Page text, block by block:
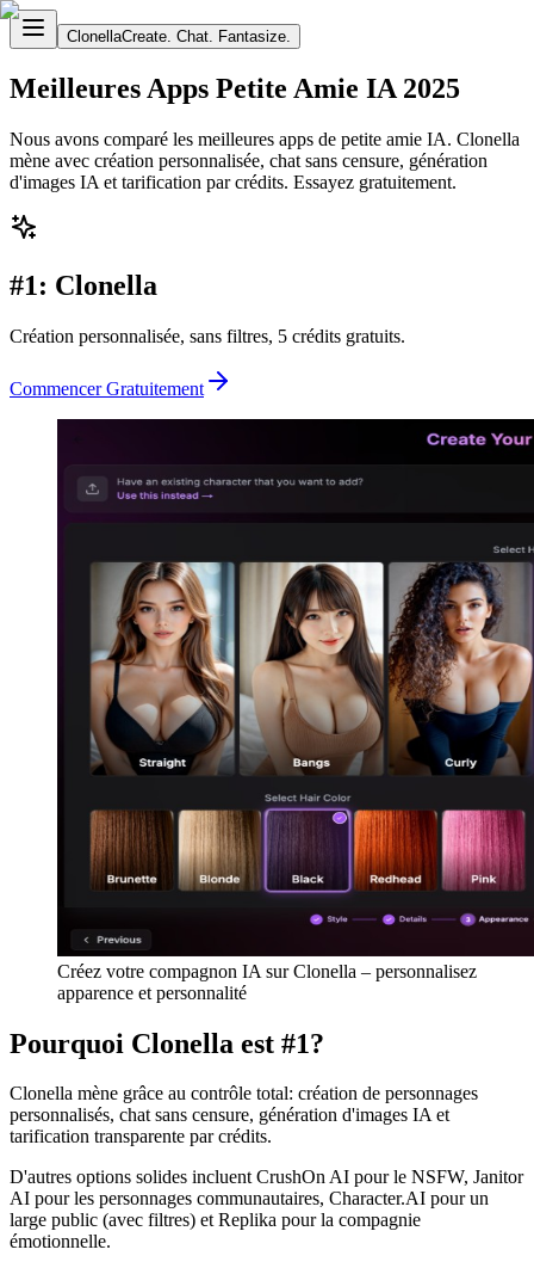
ClonellaCreate. Chat. Fantasize.
Meilleures Apps Petite Amie IA 2025
Nous avons comparé les meilleures apps de petite amie IA. Clonella
mène avec création personnalisée, chat sans censure, génération
d'images IA et tarification par crédits. Essayez gratuitement.
#1: Clonella
Création personnalisée, sans filtres, 5 crédits gratuits.
Commencer Gratuitement
Créez votre compagnon IA sur Clonella – personnalisez
apparence et personnalité
Pourquoi Clonella est #1?
Clonella mène grâce au contrôle total: création de personnages
personnalisés, chat sans censure, génération d'images IA et
tarification transparente par crédits.
D'autres options solides incluent CrushOn AI pour le NSFW, Janitor
AI pour les personnages communautaires, Character.AI pour un
large public (avec filtres) et Replika pour la compagnie
émotionnelle.